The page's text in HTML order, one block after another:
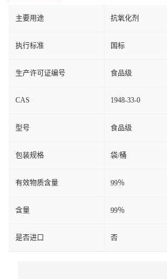
主要用途 抗氧化剂
执行标准 国标
生产许可证编号 食品级
CAS 1948-33-0
型号 食品级
包装规格 袋/桶
有效物质含量 99％
含量 99％
是否进口 否